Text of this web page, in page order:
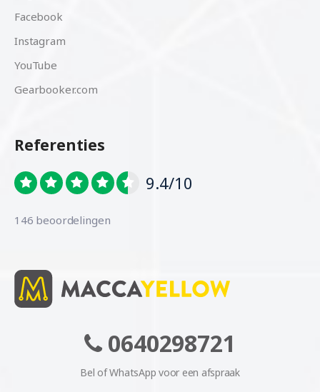
Facebook
Instagram
YouTube
Gearbooker.com
Referenties
9.4/10
146 beoordelingen
0640298721
Bel of WhatsApp voor een afspraak